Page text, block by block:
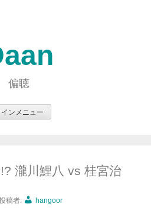
偏聴
インメニュー
瀧川鯉八 vs 桂宮治
稿者: hangoor